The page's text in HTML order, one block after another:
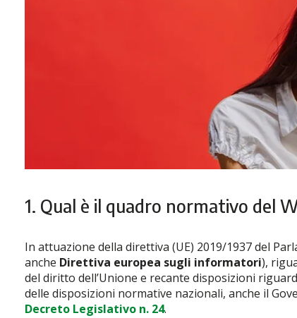
1. Qual è il quadro normativo del
In attuazione della direttiva (UE) 2019/1937 del
anche Direttiva europea sugli informatori),
del diritto dell’Unione e recante disposizioni
delle disposizioni normative nazionali, anche il
Decreto Legislativo n. 24.